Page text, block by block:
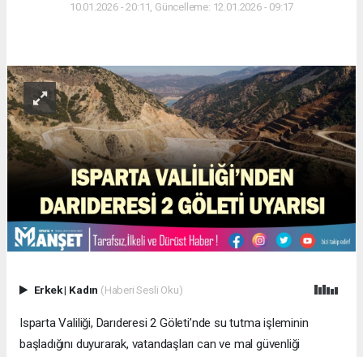
10.01.2026 - 20:11, Güncelleme: 12.01.2026 - 09:17
Erkek| Kadın (Haberi Sesli Oku)
Isparta Valiliği, Darıderesi 2 Göleti’nde su tutma işleminin
başladığını duyurarak, vatandaşları can ve mal güvenliği